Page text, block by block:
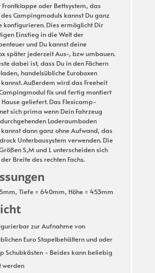
Frontklappe oder Bettsystem, das
Campingmoduls kannst Du ganz
konfigurieren. Dies ermöglicht Dir
Einstieg in die Welt der
und Du kannst deine
später jederzeit Aus-, bzw umbauen.
dabei ist, dass Du in den Fächern
handelsübliche Euroboxen
Außerdem wird das Freeheit
fix und fertig montiert
geliefert. Das Flexicamp-
sich prima wenn Dein Fahrzeug
Laderaumboden
dann ganz ohne Aufwand, das
Unterbausystem verwenden. Die
S,M und L unterscheiden sich
Breite des rechten Fachs.
Tiefe = 640mm, Höhe = 453mm
zur Aufnahme von
Euro Stapelbehältern und oder
Schubkästen - Beides kann beliebig
werden